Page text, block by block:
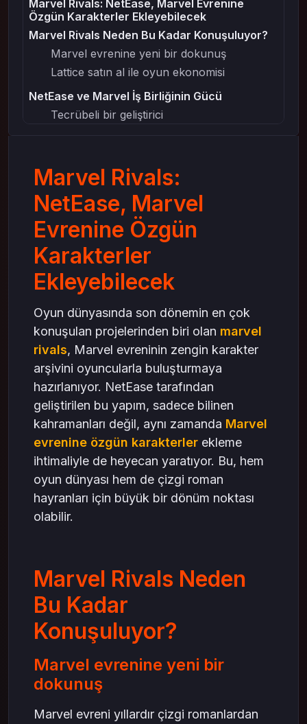
Marvel Rivals: NetEase, Marvel Evrenine
Özgün Karakterler Ekleyebilecek
Marvel Rivals Neden Bu Kadar Konuşuluyor?
Marvel evrenine yeni bir dokunuş
Lattice satın al ile oyun ekonomisi
NetEase ve Marvel İş Birliğinin Gücü
Tecrübeli bir geliştirici
Klasik kahramanlar
Özgün karakterler
Lattice satın al ve kozmetikler
Marvel Rivals Oynanış Dinamikleri
Takım tabanlı rekabet
Çeşitli haritalar
Lattice satın al ile stratejik avantaj
Marvel Rivals Topluluğu ve Beklentiler
Oyuncular ne bekliyor?
E-spor ihtimali
Lattice Satın Al: Marvel Rivals Deneyimini
Zenginleştiren Sistem
Oyun içi ekonomi
Kozmetikler ve prestij
Marvel Rivals ve Geleceğe Bakış
Uzun vadeli plan
Crystal örneği ve lattice satın al bağlantısı
Sonuç: Marvel Rivals ile Marvel Evreninde Yeni
Bir Sayfa
Marvel Rivals:
NetEase, Marvel
Evrenine Özgün
Karakterler
Ekleyebilecek
Oyun dünyasında son dönemin en çok
konuşulan projelerinden biri olan marvel
rivals, Marvel evreninin zengin karakter
arşivini oyuncularla buluşturmaya
hazırlanıyor. NetEase tarafından
geliştirilen bu yapım, sadece bilinen
kahramanları değil, aynı zamanda Marvel
evrenine özgün karakterler ekleme
ihtimaliyle de heyecan yaratıyor. Bu, hem
oyun dünyası hem de çizgi roman
hayranları için büyük bir dönüm noktası
olabilir.
Marvel Rivals Neden
Bu Kadar
Konuşuluyor?
Marvel evrenine yeni bir
dokunuş
Marvel evreni yıllardır çizgi romanlardan